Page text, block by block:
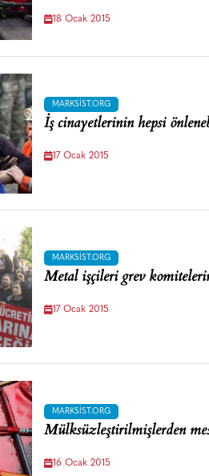
18 Ocak 2015
MARKSIST.ORG
İş cinayetlerinin hepsi
17 Ocak 2015
MARKSIST.ORG
Metal işçileri grev
17 Ocak 2015
MARKSIST.ORG
Mülksüzleştirilmişlerden
16 Ocak 2015